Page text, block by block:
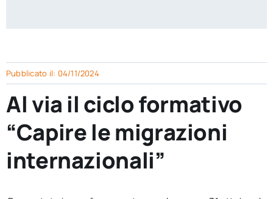
Pubblicato il: 04/11/2024
Al via il ciclo formativo
“Capire le migrazioni
internazionali”